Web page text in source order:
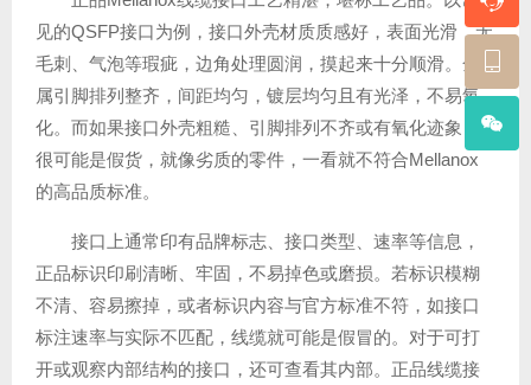
见的QSFP接口为例，接口外壳材质质感好，表面光滑，无
毛刺、气泡等瑕疵，边角处理圆润，摸起来十分顺滑。金
属引脚排列整齐，间距均匀，镀层均匀且有光泽，不易氧
化。而如果接口外壳粗糙、引脚排列不齐或有氧化迹象，
很可能是假货，就像劣质的零件，一看就不符合Mellanox
的高品质标准。
接口上通常印有品牌标志、接口类型、速率等信息，
正品标识印刷清晰、牢固，不易掉色或磨损。若标识模糊
不清、容易擦掉，或者标识内容与官方标准不符，如接口
标注速率与实际不匹配，线缆就可能是假冒的。对于可打
开或观察内部结构的接口，还可查看其内部。正品线缆接